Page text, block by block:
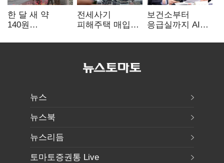
한 달 새 약
140원
엔저'에 원화
전세사기
피해주택 매입
누적 피해자
보건소부터
응급실까지 AI
혁신 본격화
뉴스
뉴스북
뉴스리듬
토마토증권통 Live